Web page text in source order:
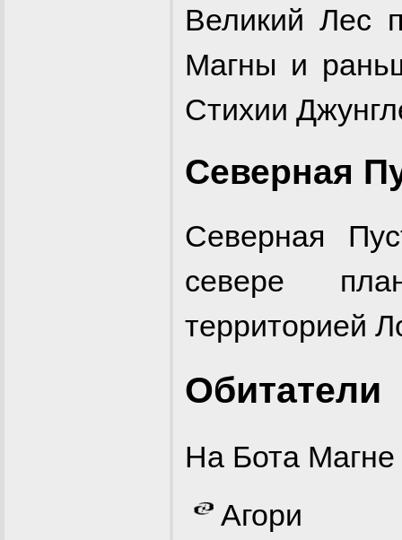
Великий Лес
Магны и
Стихии
Северная
Северная
севере
территорией
Обитатели
На Бота
Агори